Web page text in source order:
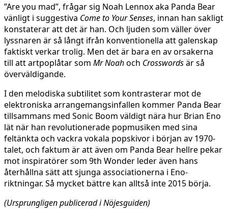
”Are you mad”, frågar sig Noah Lennox aka Panda Bear
vänligt i suggestiva Come to Your Senses, innan han sakligt
konstaterar att det är han. Och ljuden som väller över
lyssnaren är så långt ifrån konventionella att galenskap
faktiskt verkar trolig. Men det är bara en av orsakerna
till att artpoplåtar som Mr Noahoch Crosswordsär så
överväldigande.
I den melodiska subtilitet som kontrasterar mot de
elektroniska arrangemangsinfallen kommer Panda Bear
tillsammans med Sonic Boom väldigt nära hur Brian Eno
lät när han revolutionerade popmusiken med sina
feltänkta och vackra vokala popskivor i början av 1970-
talet, och faktum är att även om Panda Bear hellre pekar
mot inspiratörer som 9th Wonder leder även hans
återhållna sätt att sjunga associationerna i Eno-
riktningar. Så mycket bättre kan alltså inte 2015 börja.
(Ursprungligen publicerad i Nöjesguiden)